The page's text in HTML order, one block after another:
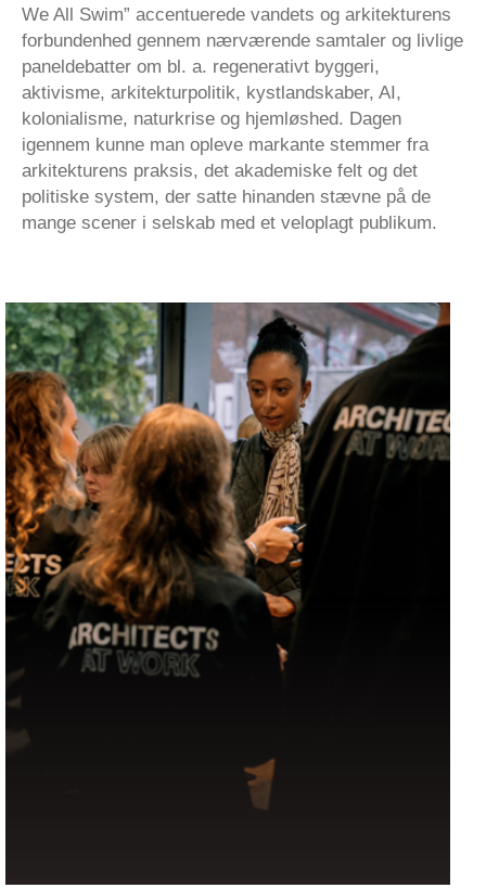
We All Swim” accentuerede vandets og arkitekturens
forbundenhed gennem nærværende samtaler og livlige
paneldebatter om bl. a. regenerativt byggeri,
aktivisme, arkitekturpolitik, kystlandskaber, AI,
kolonialisme, naturkrise og hjemløshed. Dagen
igennem kunne man opleve markante stemmer fra
arkitekturens praksis, det akademiske felt og det
politiske system, der satte hinanden stævne på de
mange scener i selskab med et veloplagt publikum.